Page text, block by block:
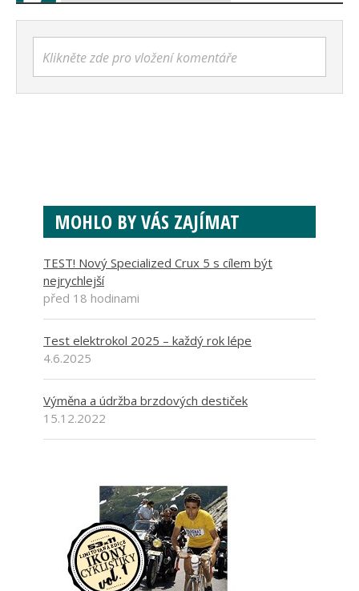
Klikněte zde pro vložení komentáře
MOHLO BY VÁS ZAJÍMAT
TEST! Nový Specialized Crux 5 s cílem být
nejrychlejší
před 18 hodinami
Test elektrokol 2025 – každý rok lépe
4.6.2025
Výměna a údržba brzdových destiček
15.12.2022